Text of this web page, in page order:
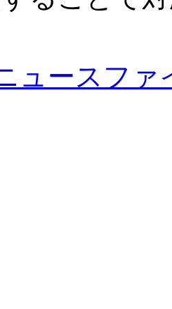
ュースファ